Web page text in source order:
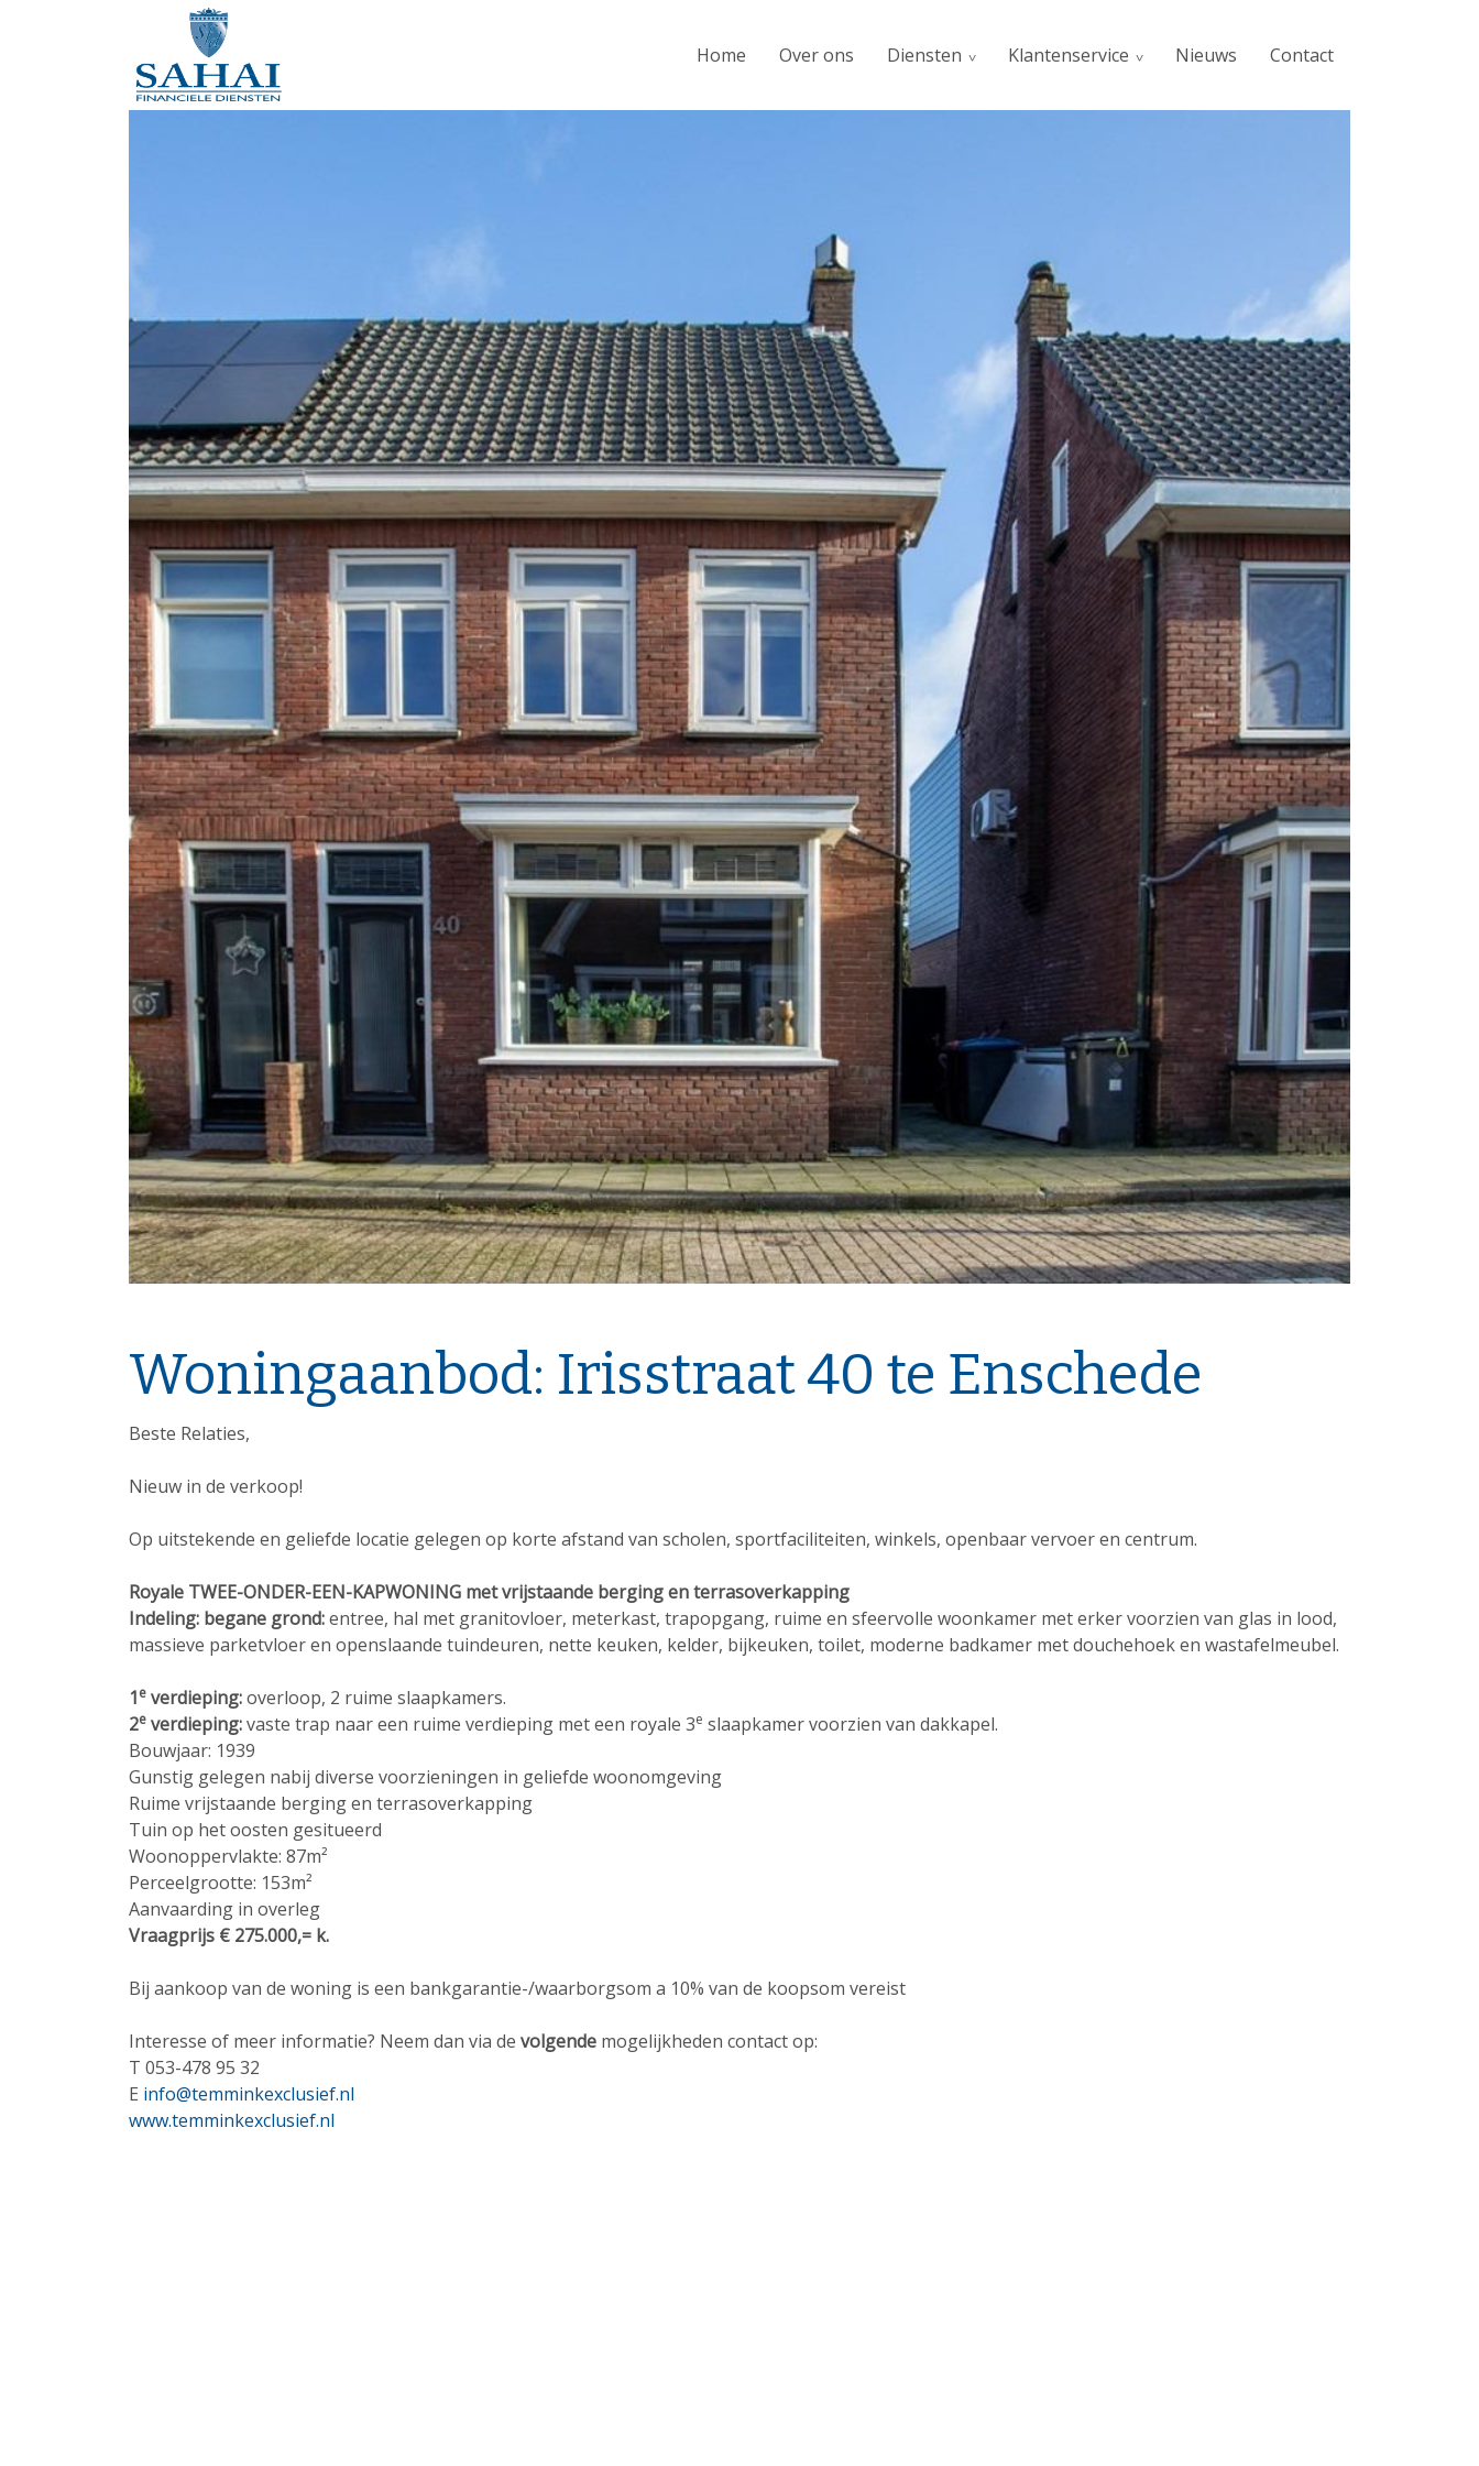
Home Over ons Diensten Klantenservice Nieuws Contact
Woningaanbod: Irisstraat 40 te Enschede
Beste Relaties,
Nieuw in de verkoop!
Op uitstekende en geliefde locatie gelegen op korte afstand van scholen, sportfaciliteiten, winkels, openbaar vervoer en centrum.
Royale TWEE-ONDER-EEN-KAPWONING met vrijstaande berging en terrasoverkapping
Indeling: begane grond:entree, hal met granitovloer, meterkast, trapopgang, ruime en sfeervolle woonkamer met erker voorzien van glas in lood,
massieve parketvloer en openslaande tuindeuren, nette keuken, kelder, bijkeuken, toilet, moderne badkamer met douchehoek en wastafelmeubel.
1e verdieping:overloop, 2 ruime slaapkamers.
2e verdieping:vaste trap naar een ruime verdieping met een royale 3e slaapkamer voorzien van dakkapel.
Bouwjaar: 1939
Gunstig gelegen nabij diverse voorzieningen in geliefde woonomgeving
Ruime vrijstaande berging en terrasoverkapping
Tuin op het oosten gesitueerd
Woonoppervlakte: 87m²
Perceelgrootte: 153m²
Aanvaarding in overleg
Vraagprijs € 275.000,= k.
Bij aankoop van de woning is een bankgarantie-/waarborgsom a 10% van de koopsom vereist
Interesse of meer informatie? Neem dan via de volgende mogelijkheden contact op:
T 053-478 95 32
E info@temminkexclusief.nl
www.temminkexclusief.nl